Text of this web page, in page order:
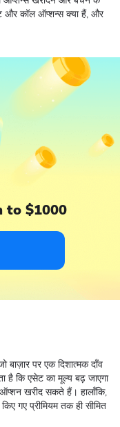
और कॉल ऑप्शन्स क्या हैं, और
to $1000
बाज़ार पर एक दिशात्मक दाँव
है कि एसेट का मूल्य बढ़ जाएगा
खरीद सकते हैं। हालाँकि,
गए प्रीमियम तक ही सीमित